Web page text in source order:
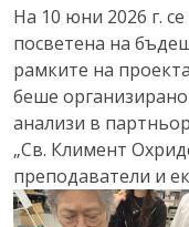
На 10 юни 2026 г.
посветена на
рамките на
беше
анализи в
„Св. Климент
преподаватели и